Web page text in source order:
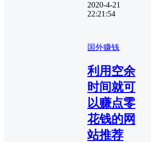
2020-4-21
22:21:54
国外赚钱
利用空余
时间就可
以赚点零
花钱的网
站推荐